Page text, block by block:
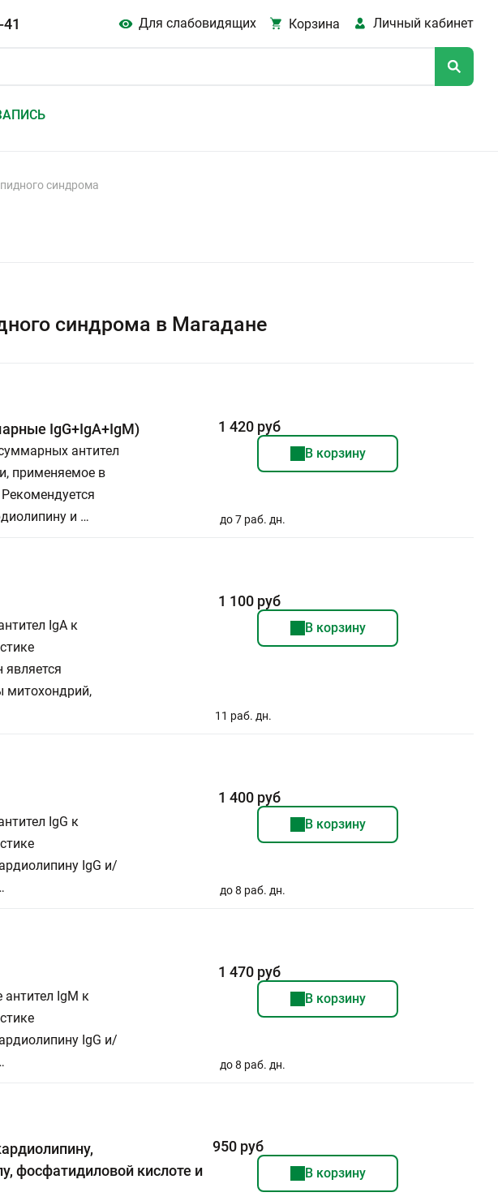
Для слабовидящих Корзина Личный кабинет
синдрома
синдрома в Магадане
IgG+IgA+IgM)
антител
применяемое в
и …
1 420 руб
В корзину
до 7 раб. дн.
IgA к
митохондрий,
1 100 руб
В корзину
11 раб. дн.
IgG к
IgG и/
1 400 руб
В корзину
до 8 раб. дн.
IgM к
IgG и/
1 470 руб
В корзину
до 8 раб. дн.
фосфатидиловой кислоте и
950 руб
В корзину